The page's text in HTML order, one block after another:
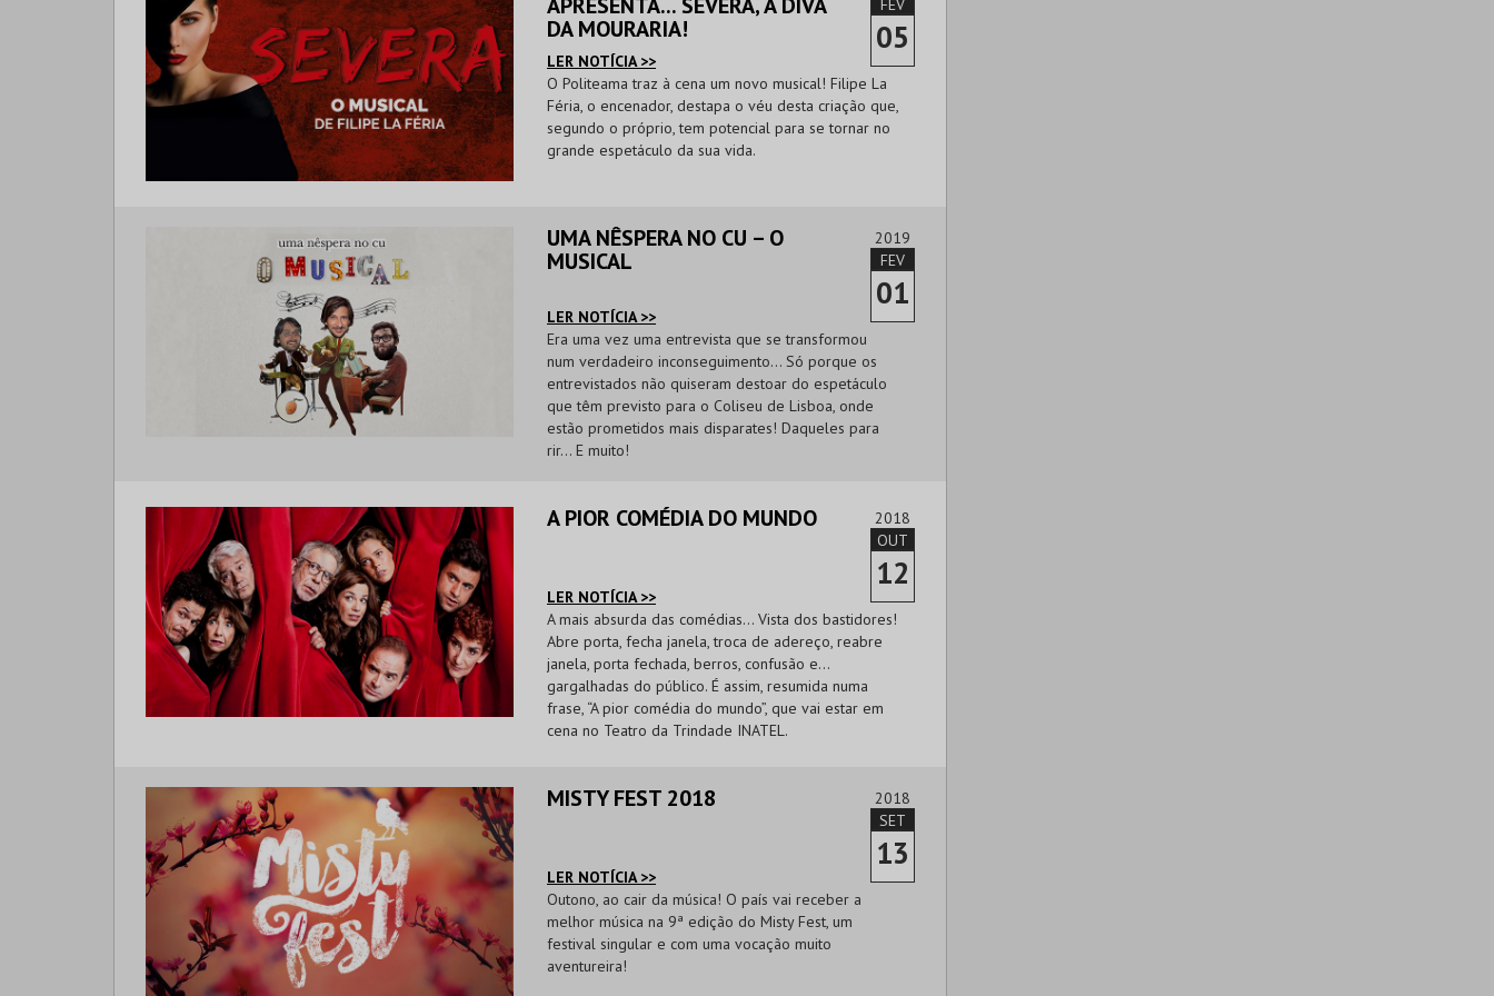
DA MOURARIA!
LER NOTÍCIA >>
FEV
05
O Politeama traz à cena um novo musical! Filipe La
Féria, o encenador, destapa o véu desta criação que,
segundo o próprio, tem potencial para se tornar no
grande espetáculo da sua vida.
UMA NÊSPERA NO CU – O
MUSICAL
LER NOTÍCIA >>
2019
FEV
01
Era uma vez uma entrevista que se transformou
num verdadeiro inconseguimento… Só porque os
entrevistados não quiseram destoar do espetáculo
que têm previsto para o Coliseu de Lisboa, onde
estão prometidos mais disparates! Daqueles para
rir… E muito!
A PIOR COMÉDIA DO MUNDO
LER NOTÍCIA >>
2018
OUT
12
A mais absurda das comédias… Vista dos bastidores!
Abre porta, fecha janela, troca de adereço, reabre
janela, porta fechada, berros, confusão e…
gargalhadas do público. É assim, resumida numa
frase, “A pior comédia do mundo”, que vai estar em
cena no Teatro da Trindade INATEL.
MISTY FEST 2018
LER NOTÍCIA >>
2018
SET
13
Outono, ao cair da música! O país vai receber a
melhor música na 9ª edição do Misty Fest, um
festival singular e com uma vocação muito
aventureira!